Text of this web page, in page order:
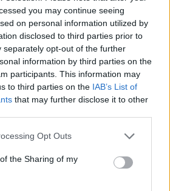
you may continue seeing
on personal information utilized by
disclosed to third parties prior to
separately opt-out of the further
information by third parties on the
participants. This information may
to third parties on the IAB’s List of
that may further disclose it to other
app uses one or more Google
or usage behaviour. You may click to
to Google and its third-party tags to
specified purposes in below Google
Opt Outs
the Sharing of my
Kazakhstan og Italia 1
10:Johannes Høsflot Klæbo
Sundby 3, Hans Christer
9
Sundby, Norge